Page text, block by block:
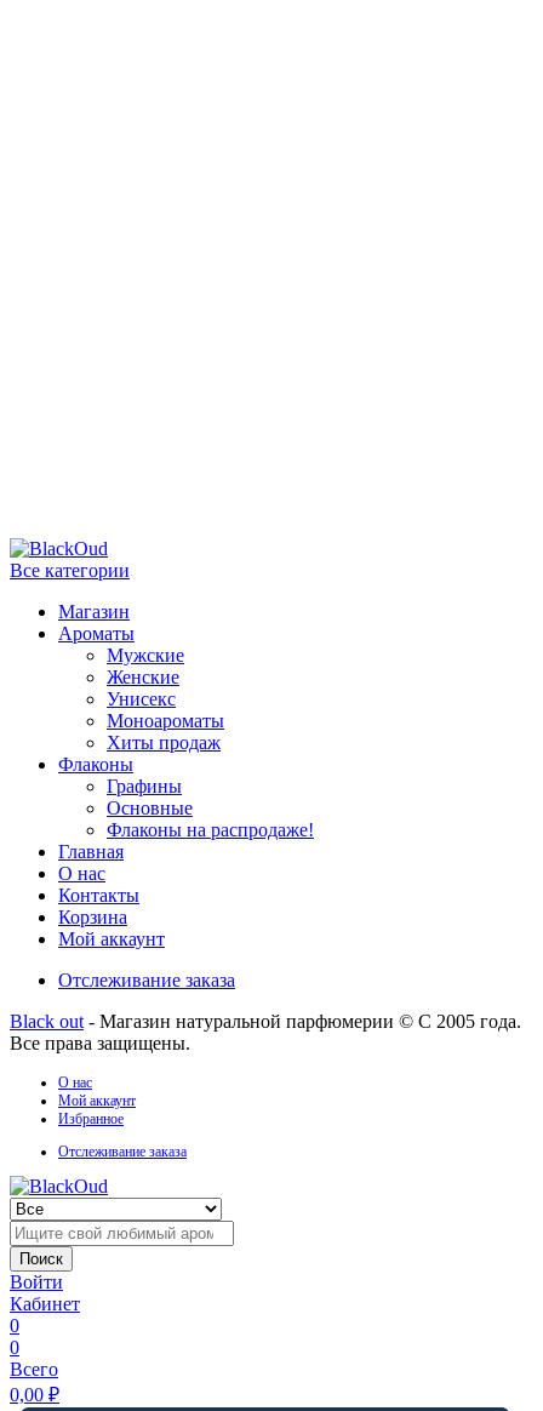
Все категории
Магазин
Ароматы
Мужские
Женские
Унисекс
Моноароматы
Хиты продаж
Флаконы
Графины
Основные
Флаконы на распродаже!
Главная
О нас
Контакты
Корзина
Мой аккаунт
Отслеживание заказа
Black out - Магазин натуральной парфюмерии © С 2005 года.
Все права защищены.
О нас
Мой аккаунт
Избранное
Отслеживание заказа
Поиск
Войти
Кабинет
0
0
Всего
0,00 ₽